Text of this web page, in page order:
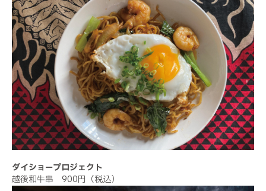
ダイショープロジェクト
越後和牛串 900円（税込）